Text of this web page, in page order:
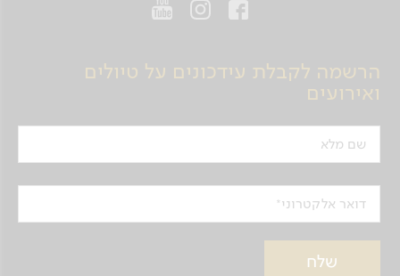
הרשמה לקבלת עידכונים על טיולים
ואירועים
שם מלא
דואר אלקטרוני